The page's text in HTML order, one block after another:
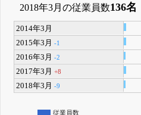
2018年3月の従業員数136名
2014年3月
2015年3月-1
2016年3月-2
2017年3月+8
2018年3月-9
従業員数